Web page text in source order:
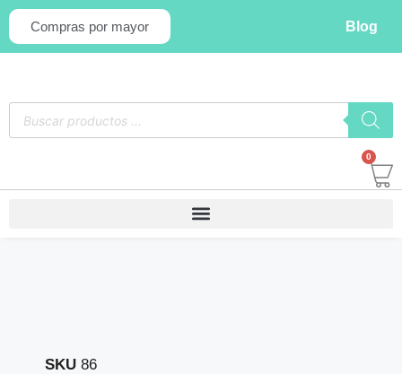
Compras por mayor Blog
0
SKU 86